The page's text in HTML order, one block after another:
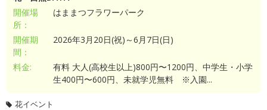
開催場
所：
はままつフラワーパーク
開催期
間：
2026年3月20日(祝)～6月7日(日)
料金:
有料 大人(高校生以上)800円〜1200円、中学生・小学
生400円〜600円、未就学児無料 ※入園...
花イベント